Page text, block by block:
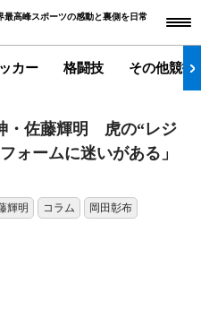
高峰スポーツの感動と裏側を日常
カー 格闘技 その他競技
・佐藤輝明 虎の“レジ
ォームに迷いがある」
輝明 コラム 岡田彰布